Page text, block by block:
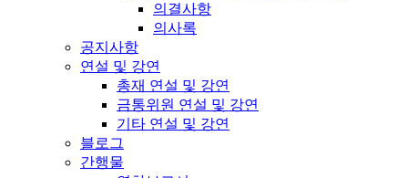
의결사항
의사록
공지사항
연설 및 강연
총재 연설 및 강연
금통위원 연설 및 강연
기타 연설 및 강연
블로그
간행물